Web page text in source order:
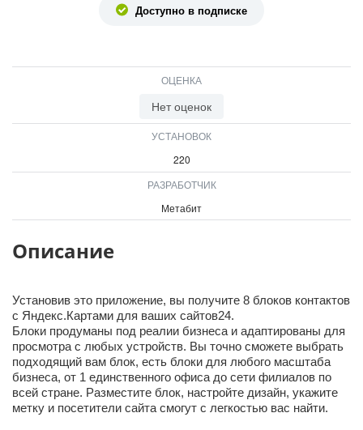
Доступно в подписке
ОЦЕНКА
Нет оценок
УСТАНОВОК
220
РАЗРАБОТЧИК
Метабит
Описание
Установив это приложение, вы получите 8 блоков контактов
с Яндекс.Картами для ваших сайтов24.
Блоки продуманы под реалии бизнеса и адаптированы для
просмотра с любых устройств. Вы точно сможете выбрать
подходящий вам блок, есть блоки для любого масштаба
бизнеса, от 1 единственного офиса до сети филиалов по
всей стране. Разместите блок, настройте дизайн, укажите
метку и посетители сайта смогут с легкостью вас найти.